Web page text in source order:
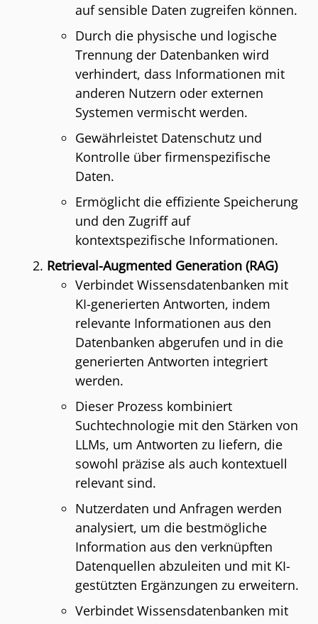
auf sensible Daten zugreifen können.
Durch die physische und logische
Trennung der Datenbanken wird
verhindert, dass Informationen mit
anderen Nutzern oder externen
Systemen vermischt werden.
Gewährleistet Datenschutz und
Kontrolle über firmenspezifische
Daten.
Ermöglicht die effiziente Speicherung
und den Zugriff auf
kontextspezifische Informationen.
Retrieval-Augmented Generation (RAG)
Verbindet Wissensdatenbanken mit
KI-generierten Antworten, indem
relevante Informationen aus den
Datenbanken abgerufen und in die
generierten Antworten integriert
werden.
Dieser Prozess kombiniert
Suchtechnologie mit den Stärken von
LLMs, um Antworten zu liefern, die
sowohl präzise als auch kontextuell
relevant sind.
Nutzerdaten und Anfragen werden
analysiert, um die bestmögliche
Information aus den verknüpften
Datenquellen abzuleiten und mit KI-
gestützten Ergänzungen zu erweitern.
Verbindet Wissensdatenbanken mit